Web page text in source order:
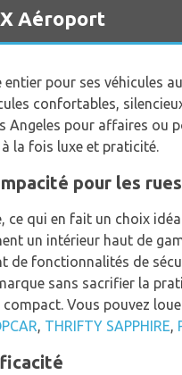
Aéroport
pour ses véhicules
confortables,
Angeles pour affaires ou
la fois luxe et praticité.
pour les
ce qui en fait un choix
un intérieur haut de
de fonctionnalités de
sans sacrifier la
Vous pouvez
, THRIFTY SAPPHIRE,